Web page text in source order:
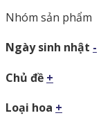
Nhóm sản phẩm
Ngày sinh nhật -
Chủ đề +
Loại hoa +